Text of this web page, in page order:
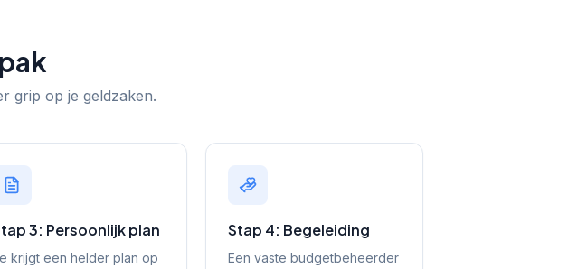
grip op je geldzaken.
3: Persoonlijk plan
krijgt een helder plan op
Stap 4: Begeleiding
Een vaste budgetbeheerder